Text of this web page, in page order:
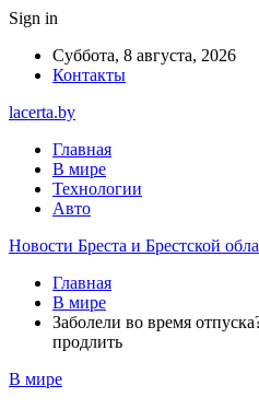
Sign in
Суббота, 8 августа, 2026
Контакты
lacerta.by
Главная
В мире
Технологии
Авто
Новости Бреста и Брестской
Главная
В мире
Заболели во время
продлить
В мире